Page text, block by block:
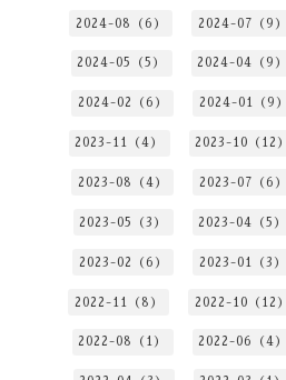
2024-08（6） 2024-07（9）
2024-05（5） 2024-04（9）
2024-02（6） 2024-01（9）
2023-11（4） 2023-10（12）
2023-08（4） 2023-07（6）
2023-05（3） 2023-04（5）
2023-02（6） 2023-01（3）
2022-11（8） 2022-10（12）
2022-08（1） 2022-06（4）